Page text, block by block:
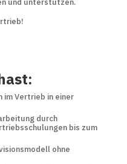
und unterstützen.
im Vertrieb in einer
durch
bis zum
ohne